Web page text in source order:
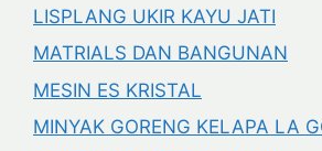
LISPLANG UKIR KAYU JATI
MATRIALS DAN BANGUNAN
MESIN ES KRISTAL
MINYAK GORENG KELAPA LA